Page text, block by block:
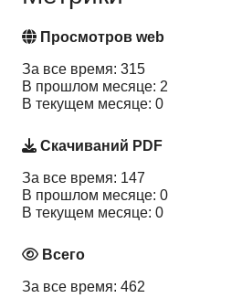
Просмотров web
За все время: 315
В прошлом месяце: 2
В текущем месяце: 0
Скачиваний PDF
За все время: 147
В прошлом месяце: 0
В текущем месяце: 0
Всего
За все время: 462